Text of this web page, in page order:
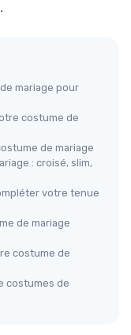
mariage pour
costume de
de mariage
: croisé, slim,
votre tenue
de mariage
costume de
costumes de